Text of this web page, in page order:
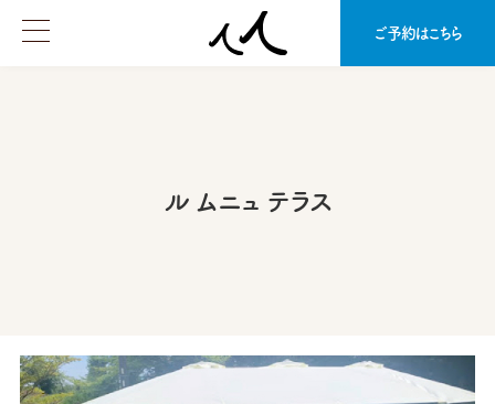
ご予約はこちら
ル ムニュ テラス